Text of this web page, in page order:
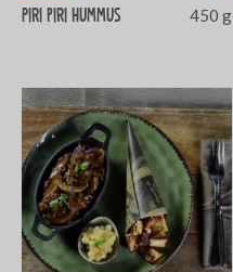
Piri piri hummus 450 g